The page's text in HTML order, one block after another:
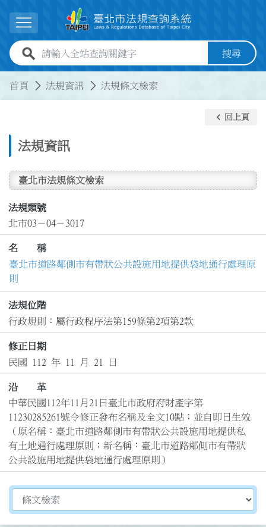
展開選單
全站查詢關鍵字欄位 搜尋
首頁 法規資訊 法規條文檢索
法規資訊
keyboard_arrow_left 回上頁
臺北市法規條文檢索
法規類號
北市03－04－3017
名 稱
臺北市道路鄰側市有帶狀公共設施用地提供袋地通行處理原
則
法規位階
行政規則：屬行政程序法第159條第2項第2款
修正日期
民國 112 年 11 月 21 日
沿 革
中華民國112年11月21日臺北市政府府財產字第
11230285261號令修正發布名稱及全文10點；並自即日生效
（原名稱：臺北市道路鄰側市有帶狀公共設施用地提供私
有土地通行處理原則；新名稱：臺北市道路鄰側市有帶狀
公共設施用地提供袋地通行處理原則）
切換選擇法規資訊內容